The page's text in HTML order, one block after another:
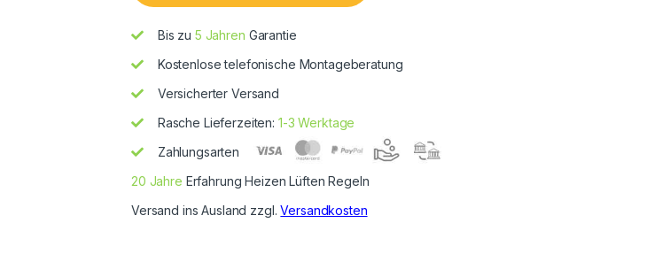
Bis zu 5 Jahren Garantie
Kostenlose telefonische Montageberatung
Versicherter Versand
Rasche Lieferzeiten: 1-3 Werktage
Zahlungsarten
20 Jahre Erfahrung Heizen Lüften Regeln
Versand ins Ausland zzgl.Versandkosten